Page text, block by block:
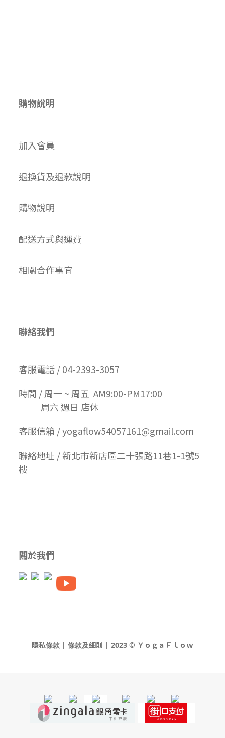
購物說明
加入會員
退換貨及退款說明
購物說明
配送方式與運費
相關合作事宜
聯絡我們
客服電話 / 04-2393-3057
時間 / 周一 ~ 周五 AM9:00-PM17:00
周六 週日 店休
客服信箱 / yogaflow54057161@gmail.com
聯絡地址 / 新北市新店區二十張路11巷1-1號5
樓
關於我們
隱私條款 | 條款及細則 | 2023 © ＹｏｇａＦｌｏｗ